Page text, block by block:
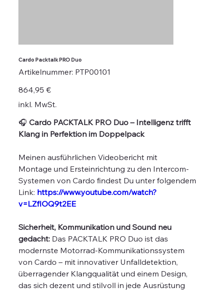
Cardo Packtalk PRO Duo
Artikelnummer: Artikelnummer:
PTP00101
PTP00101
Preis
864,95 €
inkl. MwSt.
🎧Cardo PACKTALK PRO Duo – Intelligenz trifft
Klang in Perfektion im Doppelpack
Meinen ausführlichen Videobericht mit
Montage und Ersteinrichtung zu den Intercom-
Systemen von Cardo findest Du unter folgendem
Link: https://www.youtube.com/watch?
v=LZfIOQ9t2EE
Sicherheit, Kommunikation und Sound neu
gedacht: Das PACKTALK PRO Duo ist das
modernste Motorrad-Kommunikationssystem
von Cardo – mit innovativer Unfalldetektion,
überragender Klangqualität und einem Design,
das sich dezent und stilvoll in jede Ausrüstung